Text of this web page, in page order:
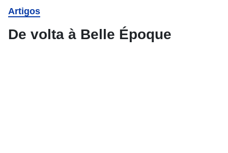
Artigos
De volta à Belle Époque